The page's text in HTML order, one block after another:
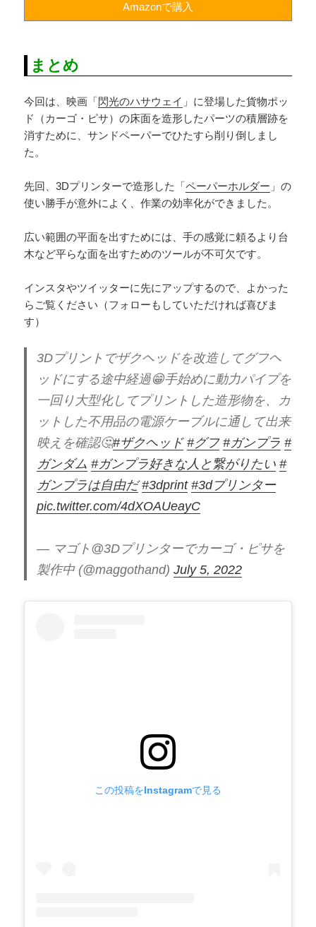
Amazonで購入
まとめ
今回は、映画「閃光のハサウェイ 」に登場した貨物ポッ
ド（カーゴ・ピサ）の床面を造形したパーツの積層跡を
消すために、サンドペーパーでひたすら削り倒しまし
た。
先回、3Dプリンターで造形した「ペーパーホルダー 」の
使い勝手が意外によく、作業の効率化ができました。
広い範囲の平面を出すためには、手の感覚に頼るより台
木など平らな面を出すためのツールが不可欠です。
インスタやツイッターに先にアップするので、よかった
らご覧ください（フォローもしていただければ喜びま
す）
3Dプリントでザクヘッドを改造してグフヘ
ッドにする途中経過😁手始めに動力パイプを
一回り大型化してプリントした造形物を、カ
ットした不用品の電源ケーブルに通して出来
映えを確認🤔#ザクヘッド #グフ #ガンプラ #
ガンダム #ガンプラ好きな人と繋がりたい #
ガンプラは自由だ #3dprint #3dプリンター
pic.twitter.com/4dXOAUeayC
— マゴト@3Dプリンターでカーゴ・ピサを
製作中 (@maggothand)July 5, 2022
この投稿をInstagramで見る